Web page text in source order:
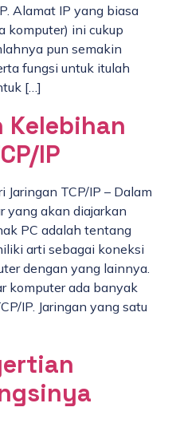
Alamat IP yang biasa
komputer) ini cukup
pun semakin
fungsi untuk itulah
[…]
Kelebihan
IP
Jaringan TCP/IP – Dalam
yang akan diajarkan
PC adalah tentang
arti sebagai koneksi
dengan yang lainnya.
komputer ada banyak
IP. Jaringan yang satu